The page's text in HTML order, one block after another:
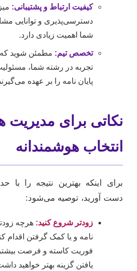
کیفیت ارتباط و پشتیبانی:
دسترسی‌پذیری و توانایی
شما اهمیت زیادی دارد.
تخصص تیم: مطمئن شوید
تجربه در رشته شما،
پایان نامه را بر عهده
نکاتی برای مدیریت
انتخاب هوشمندانه
برای اینکه بهترین نتیجه را با
دست آورید، توصیه می‌شود:
زودتر شروع کنید: هرچه
نامه و یا کمک گرفتن اقدام
فوریت کاسته و فرصت
یافتن گزینه بهتر خواهید